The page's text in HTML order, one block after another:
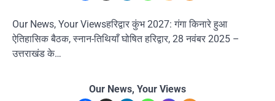
Our News, Your Viewsहरिद्वार कुंभ 2027: गंगा किनारे हुआ
ऐतिहासिक बैठक, स्नान-तिथियाँ घोषित हरिद्वार, 28 नवंबर 2025 –
उत्तराखंड के…
Our News, Your Views